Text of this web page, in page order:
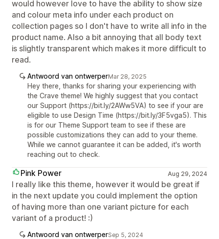
would however love to have the ability to show size
and colour meta info under each product on
collection pages so I don't have to write all info in the
product name. Also a bit annoying that all body text
is slightly transparent which makes it more difficult to
read.
Antwoord van ontwerperMar 28, 2025
Hey there, thanks for sharing your experiencing with
the Crave theme! We highly suggest that you contact
our Support (https://bit.ly/2AWw5VA) to see if your are
eligible to use Design Time (https://bit.ly/3F5vga5). This
is for our Theme Support team to see if these are
possible customizations they can add to your theme.
While we cannot guarantee it can be added, it's worth
reaching out to check.
Pink Power Aug 29, 2024
I really like this theme, however it would be great if
in the next update you could implement the option
of having more than one variant picture for each
variant of a product! :)
Antwoord van ontwerperSep 5, 2024